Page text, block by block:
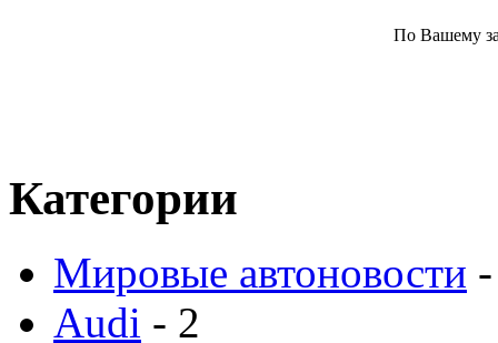
По Вашему
Категории
Мировые автоновости
Audi - 2